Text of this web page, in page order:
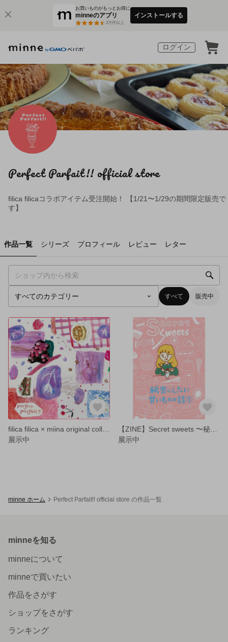
お買いものがもっとお得に
minneのアプリ
3万件以上
インストールする
ログイン
Perfect Parfait!! official store
filica filicaコラボアイテム受注開始！ 【1/21〜1/29の期間限定販売で
す】
作品一覧 シリーズ プロフィール レビュー レター
すべて 販売中
展示中
展示中
minne ホーム Perfect Parfait!! official store の作品一覧
minneを知る
minneについて
minneで買いたい
作品をさがす
ショップをさがす
ランキング